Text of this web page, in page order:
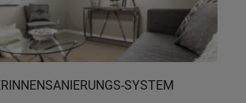
SYSTEM